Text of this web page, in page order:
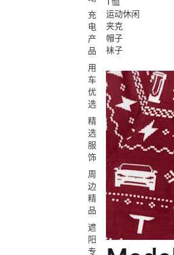
充
电
产
品
用
车
优
选
精
选
服
饰
周
边
精
品
遮
阳
专
运动休闲
夹克
帽子
袜子